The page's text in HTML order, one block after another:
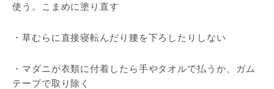
使う。こまめに塗り直す
・草むらに直接寝転んだり腰を下ろしたりしない
・マダニが衣類に付着したら手やタオルで払うか、ガム
テープで取り除く